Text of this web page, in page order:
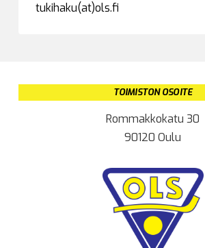
tukihaku(at)ols.fi
TOIMISTON OSOITE
Rommakkokatu 30
90120 Oulu